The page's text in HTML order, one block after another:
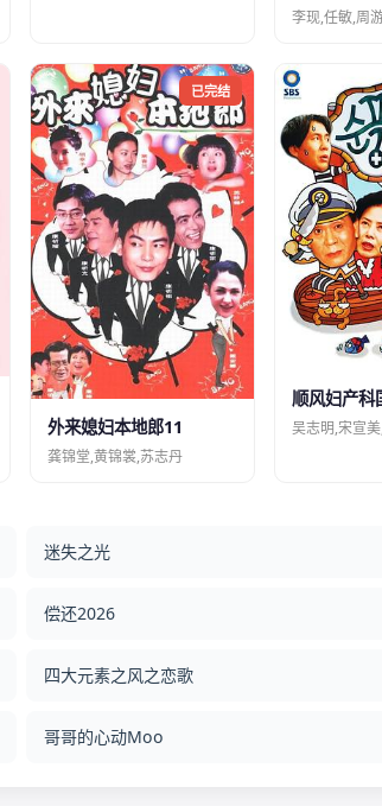
李现,任敏,周
已完结
外来媳妇本地郎11
龚锦堂,黄锦裳,苏志丹
顺风妇产科
吴志明,宋宣
迷失之光
偿还2026
四大元素之风之恋歌
哥哥的心动Moo